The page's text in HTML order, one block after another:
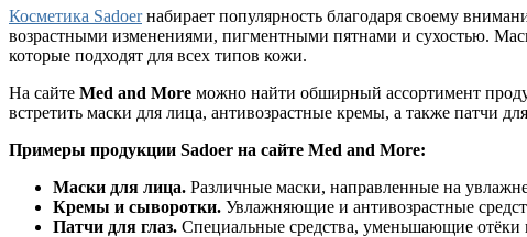
Косметика Sadoerнабирает популярность благодаря своему
возрастными изменениями, пигментными пятнами и сухостью.
которые подходят для всех типов кожи.
На сайте Med and More можно найти обширный ассортимент
встретить маски для лица, антивозрастные кремы, а также патчи
Примеры продукции Sadoer на сайте Med and More:
Маски для лица. Различные маски, направленные на
Кремы и сыворотки. Увлажняющие и антивозрастные
Патчи для глаз. Специальные средства, уменьшающие отёки